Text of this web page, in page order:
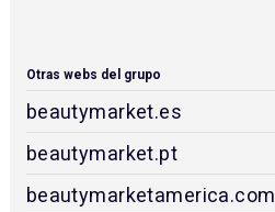
Otras webs del grupo
beautymarket.es
beautymarket.pt
beautymarketamerica.com